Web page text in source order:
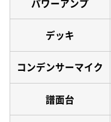
パワーアンプ
デッキ
コンデンサーマイク
譜面台